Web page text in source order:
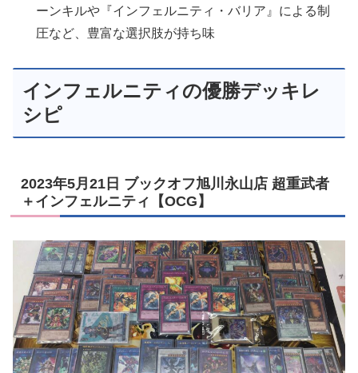
ーンキルや『インフェルニティ・バリア』による制
圧など、豊富な選択肢が持ち味
インフェルニティの優勝デッキレ
シピ
2023年5月21日 ブックオフ旭川永山店 超重武者
＋インフェルニティ【OCG】